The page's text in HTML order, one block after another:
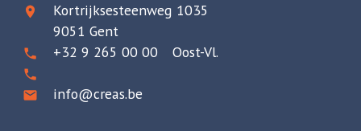
Kortrijksesteenweg 1035
9051 Gent
+32 9 265 00 00 Oost-Vl.
info@creas.be